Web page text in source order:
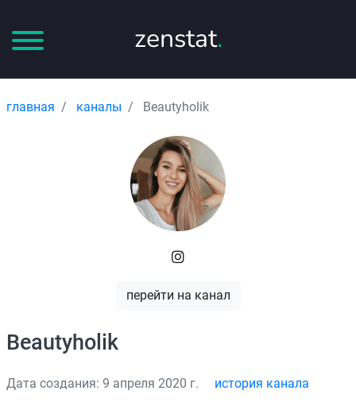
zenstat.
главная каналы Beautyholik
перейти на канал
Beautyholik
Дата создания: 9 апреля 2020 г. история канала